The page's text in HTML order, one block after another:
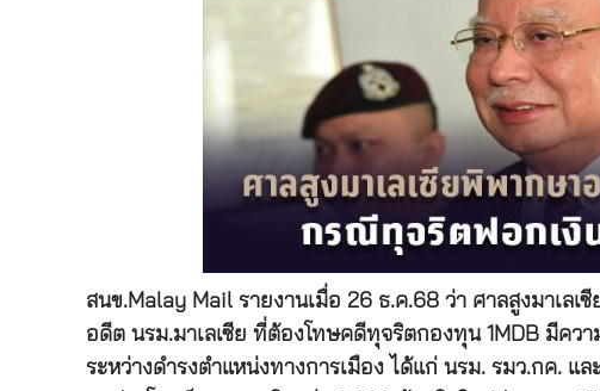
สนข.Malay Mail รายงานเมื่อ 26 ธ.ค.68 ว่า ศาลสูงมาเล
อดีต นรม.มาเลเซีย ที่ต้องโทษคดีทุจริตกองทุน 1MDB มีคว
ระหว่างดำรงตำแหน่งทางการเมือง ได้แก่ นรม. รมว.กค.